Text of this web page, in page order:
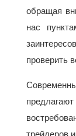
обращая
нас
проверить
трейдеров